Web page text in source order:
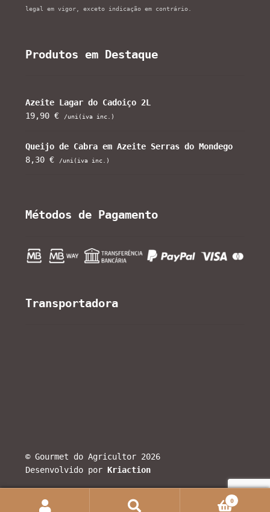
legal em vigor, exceto indicação em contrário.
Produtos em Destaque
Azeite Lagar do Cadoiço 2L
19,90€ /uni(iva inc.)
Queijo de Cabra em Azeite Serras do Mondego
8,30€ /uni(iva inc.)
Métodos de Pagamento
Transportadora
© Gourmet do Agricultor 2026
Desenvolvido porKriaction
0